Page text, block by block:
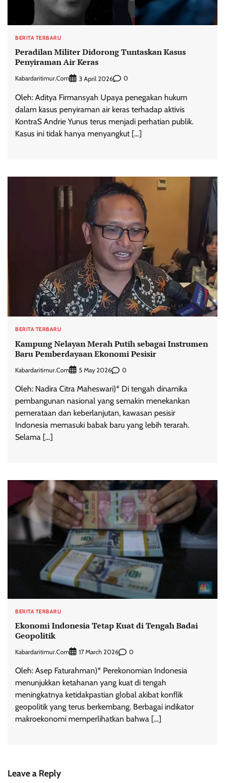
BERITA TERBARU
Peradilan Militer Didorong Tuntaskan Kasus
Penyiraman Air Keras
Kabardaritimur.com 3 April 2026 0
Oleh: Aditya Firmansyah Upaya penegakan hukum
dalam kasus penyiraman air keras terhadap aktivis
KontraS Andrie Yunus terus menjadi perhatian publik.
Kasus ini tidak hanya menyangkut […]
BERITA TERBARU
Kampung Nelayan Merah Putih sebagai Instrumen
Baru Pemberdayaan Ekonomi Pesisir
Kabardaritimur.com 5 May 2026 0
Oleh: Nadira Citra Maheswari)* Di tengah dinamika
pembangunan nasional yang semakin menekankan
pemerataan dan keberlanjutan, kawasan pesisir
Indonesia memasuki babak baru yang lebih terarah.
Selama […]
BERITA TERBARU
Ekonomi Indonesia Tetap Kuat di Tengah Badai
Geopolitik
Kabardaritimur.com 17 March 2026 0
Oleh: Asep Faturahman)* Perekonomian Indonesia
menunjukkan ketahanan yang kuat di tengah
meningkatnya ketidakpastian global akibat konflik
geopolitik yang terus berkembang. Berbagai indikator
makroekonomi memperlihatkan bahwa […]
Leave a Reply